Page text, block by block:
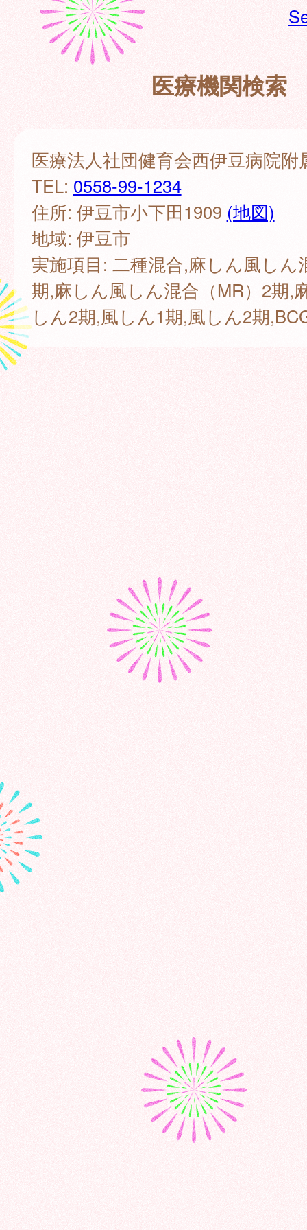
医療機関検索
医療法人社団健育会西伊豆病院附
TEL: 0558-99-1234
住所: 伊豆市小下田1909 (地図)
地域: 伊豆市
実施項目: 二種混合,麻しん風しん
期,麻しん風しん混合（MR）2期,
しん2期,風しん1期,風しん2期